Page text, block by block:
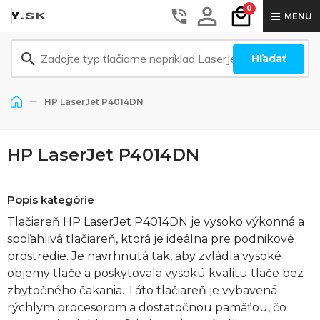
0
MENU
Hľadať
HP LaserJet P4014DN
HP LaserJet P4014DN
Popis kategórie
Tlačiareň HP LaserJet P4014DN je vysoko výkonná a
spoľahlivá tlačiareň, ktorá je ideálna pre podnikové
prostredie. Je navrhnutá tak, aby zvládla vysoké
objemy tlače a poskytovala vysokú kvalitu tlače bez
zbytočného čakania. Táto tlačiareň je vybavená
rýchlym procesorom a dostatočnou pamäťou, čo